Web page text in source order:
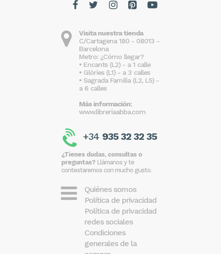
Visita nuestra tienda
C/Cartagena 180 - 08013 -
Barcelona
Metro: ¿Cómo llegar?
• Encants (L2) - a 1 calle
• Glòries (L1) - a 3 calles
• Sagrada Familia (L2, L5) -
a 6 calles
Más información:
www.libreriaabba.com
+34 935 32 32 35
¿Tienes dudas, consultas o
preguntas? Llámanos y te
contestaremos con mucho gusto.
Quiénes somos
Política de privacidad
Política de privacidad
redes sociales
Condiciones
generales de la